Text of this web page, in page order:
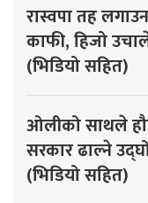
रास्वपा तह
काफी, हिजो
(भिडियो सहित)
ओलीको साथले
सरकार ढाल्ने
(भिडियो सहित)